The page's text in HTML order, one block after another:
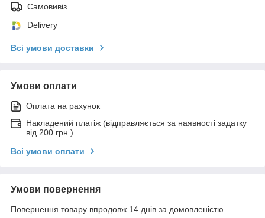
Самовивіз
Delivery
Всі умови доставки
Умови оплати
Оплата на рахунок
Накладений платіж (відправляється за наявності задатку
від 200 грн.)
Всі умови оплати
Умови повернення
Повернення товару впродовж 14 днів за домовленістю